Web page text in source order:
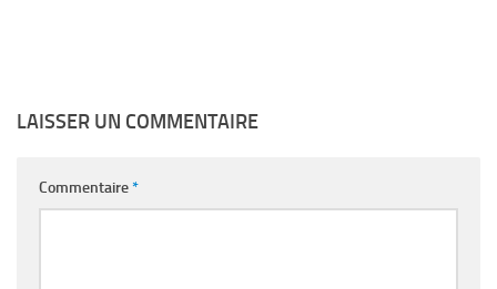
LAISSER UN COMMENTAIRE
Commentaire*